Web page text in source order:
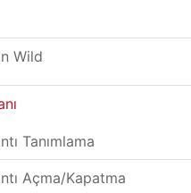
Wild
Tanımlama
Açma/Kapatma